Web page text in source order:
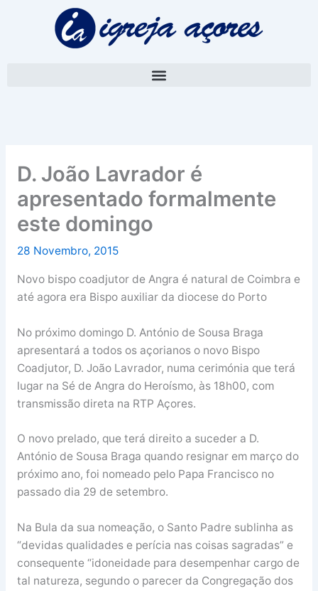
D. João Lavrador é
apresentado formalmente
este domingo
28 Novembro, 2015
Novo bispo coadjutor de Angra é natural de Coimbra e
até agora era Bispo auxiliar da diocese do Porto
No próximo domingo D. António de Sousa Braga
apresentará a todos os açorianos o novo Bispo
Coadjutor, D. João Lavrador, numa cerimónia que terá
lugar na Sé de Angra do Heroísmo, às 18h00, com
transmissão direta na RTP Açores.
O novo prelado, que terá direito a suceder a D.
António de Sousa Braga quando resignar em março do
próximo ano, foi nomeado pelo Papa Francisco no
passado dia 29 de setembro.
Na Bula da sua nomeação, o Santo Padre sublinha as
“devidas qualidades e perícia nas coisas sagradas” e
consequente “idoneidade para desempenhar cargo de
tal natureza, segundo o parecer da Congregação dos